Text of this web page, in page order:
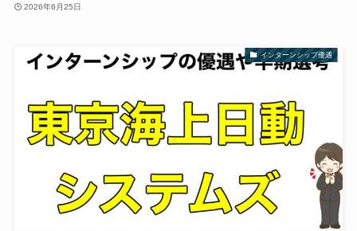
2026年6月25日
インターンシップ優遇